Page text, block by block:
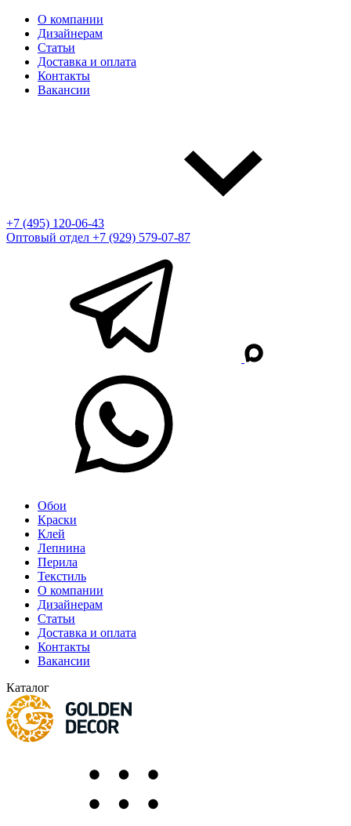
О компании
Дизайнерам
Статьи
Доставка и оплата
Контакты
Вакансии
+7 (495) 120-06-43
Оптовый отдел +7 (929) 579-07-87
Обои
Краски
Клей
Лепнина
Перила
Текстиль
О компании
Дизайнерам
Статьи
Доставка и оплата
Контакты
Вакансии
Каталог